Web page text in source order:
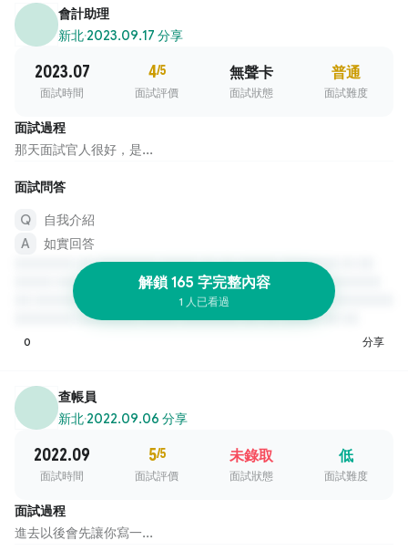
會計助理
新北·2023.09.17 分享
2023.07
面試時間
4/5
面試評價
無聲卡
面試狀態
普通
面試難度
面試過程
那天面試官人很好，是...
面試問答
自我介紹
如實回答
解鎖 165 字完整內容
1 人已看過
0 分享
查帳員
新北·2022.09.06 分享
2022.09
面試時間
5/5
面試評價
未錄取
面試狀態
低
面試難度
面試過程
進去以後會先讓你寫一...